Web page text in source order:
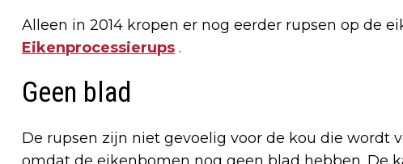
Alleen in 2014 kropen er nog eerder rupsen op de
Eikenprocessierups .
Geen blad
De rupsen zijn niet gevoelig voor de kou die wordt